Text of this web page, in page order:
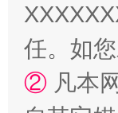
任。如
② 凡本